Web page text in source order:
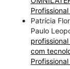
Patrícia
Paulo
com